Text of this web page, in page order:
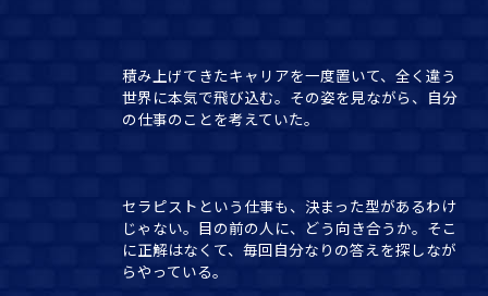
積み上げてきたキャリアを一度置いて、全く違う
世界に本気で飛び込む。その姿を見ながら、自分
の仕事のことを考えていた。
セラピストという仕事も、決まった型があるわけ
じゃない。目の前の人に、どう向き合うか。そこ
に正解はなくて、毎回自分なりの答えを探しなが
らやっている。